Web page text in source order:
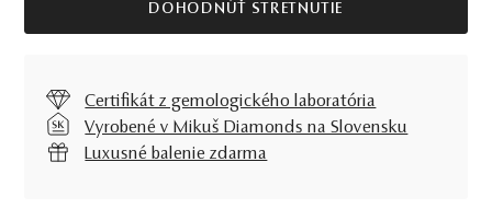
DOHODNÚŤ STRETNUTIE
Certifikát z gemologického laboratória
Vyrobené v Mikuš Diamonds na Slovensku
Luxusné balenie zdarma